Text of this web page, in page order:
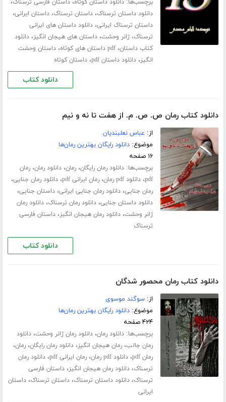
برچسب‌ها:دانلود داستان کوتاه،داستان فارسی ترسناک،
دانلود داستان ترسناک،داستان ترسناک،داستان ایرانی،
داستان ترسناک ایرانی،دانلود داستان های ایرانی
ترسناک،ژانر وحشت،داستان های هیجان انگیز،دانلود
کتاب داستان،pdf داستان های کوتاه ،داستان وحشت
انگیز،دانلود داستان pdf ،داستان کوتاه
دانلود کتاب
دانلود کتاب رمان ص. ص. م. از هفت تا نه و نیم
از: عباس نعلبندیان
موضوع:دانلود رایگان بهترین رمان‌ها
۱۶ صفحه
برچسب‌ها:دانلود رمان رایگان،رمان،دانلود رمان،رمان
pdf،دانلود pdf رمان ،رمان ایرانی pdf ،دانلود رمان جنایی،
رمان جنایی،دانلود رمان جنایی ایرانی،داستان جنایی،
دانلود داستان جنایی،دانلود رمان ترسناک،دانلود رمان
ژانر وحشت،دانلود رمان هیجان انگیز،داستان فارسی
ترسناک
دانلود کتاب
دانلود کتاب رمان محصور شدگان
از:سوگند موسوی
موضوع:دانلود رایگان بهترین رمان‌ها
۴۲۴ صفحه
برچسب‌ها:دانلود رمان،دانلود رمان ژانر وحشت،دانلود
رمان جالب،رمان هیجان انگیز،دانلود رمان رایگان،رمان،
رمان pdf ،دانلود pdf رمان ،رمان ایرانی pdf ،دانلود رمان
ترسناک،دانلود رمان هیجان انگیز،داستان فارسی
ترسناک،دانلود داستان ترسناک،داستان ترسناک،داستان
ایرانی